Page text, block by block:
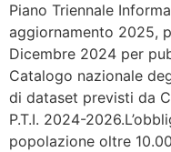
Piano Triennale
aggiornamento 2025,
Dicembre 2024 per
Catalogo nazionale
di dataset previsti da
P.T.I. 2024-
popolazione oltre